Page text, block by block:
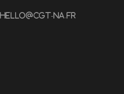
hello@cgt-na.fr